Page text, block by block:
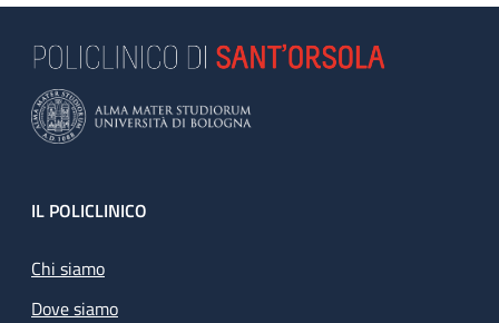
Footer
IL POLICLINICO
Chi siamo
Dove siamo